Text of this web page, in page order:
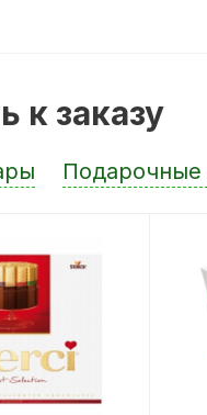
к заказу
Подарочные